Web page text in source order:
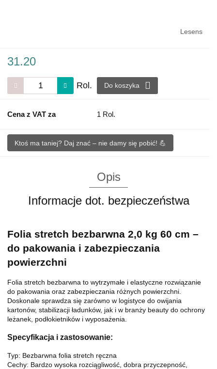
Lesens
31.20
Rol. Do koszyka
Cena z VAT za 1 Rol.
Ktoś ma taniej? Daj znać – nie damy się pobić! 💪
Opis
Informacje dot. bezpieczeństwa
Folia stretch bezbarwna 2,0 kg 60 cm –
do pakowania i zabezpieczania
powierzchni
Folia stretch bezbarwna to wytrzymałe i elastyczne rozwiązanie
do pakowania oraz zabezpieczania różnych powierzchni.
Doskonale sprawdza się zarówno w logistyce do owijania
kartonów, stabilizacji ładunków, jak i w branży beauty do ochrony
leżanek, podłokietników i wyposażenia.
Specyfikacja i zastosowanie:
Typ: Bezbarwna folia stretch ręczna
Cechy: Bardzo wysoka rozciągliwość, dobra przyczepność,